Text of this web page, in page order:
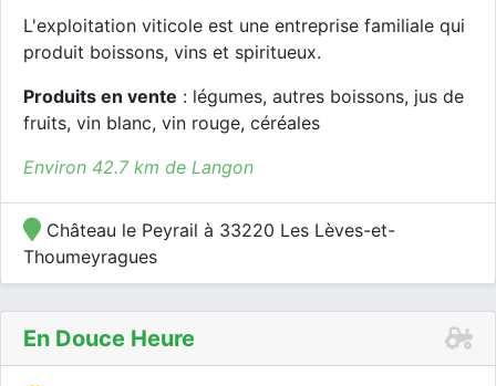
L'exploitation viticole est une entreprise familiale qui
produit boissons, vins et spiritueux.
Produits en vente : légumes, autres boissons, jus de
fruits, vin blanc, vin rouge, céréales
Environ 42.7 km de Langon
Château le Peyrail à 33220 Les Lèves-et-
Thoumeyragues
En Douce Heure